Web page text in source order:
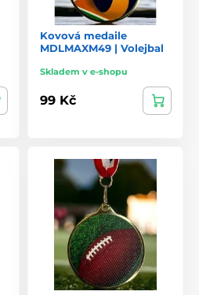
Kovová medaile
MDLMAXM49 | Volejbal
Skladem v e-shopu
99 Kč